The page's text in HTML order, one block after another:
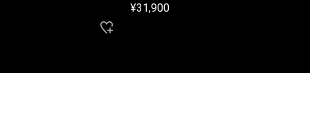
¥31,900